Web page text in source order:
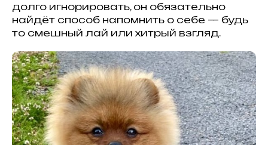
долго игнорировать, он обязательно
найдёт способ напомнить о себе — будь
то смешный лай или хитрый взгляд.